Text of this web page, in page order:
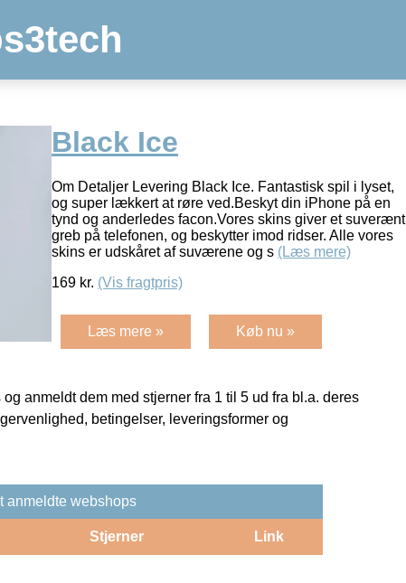
Black Ice
Om Detaljer Levering Black Ice. Fantastisk spil i lyset,
og super lækkert at røre ved.Beskyt din iPhone på en
tynd og anderledes facon.Vores skins giver et suverænt
greb på telefonen, og beskytter imod ridser. Alle vores
skins er udskåret af suværene og s (Læs mere)
169 kr. (Vis fragtpris)
Læs mere » Køb nu »
anmeldt dem med stjerner fra 1 til 5 ud fra bl.a. deres
betingelser, leveringsformer og
anmeldte webshops
Stjerner Link